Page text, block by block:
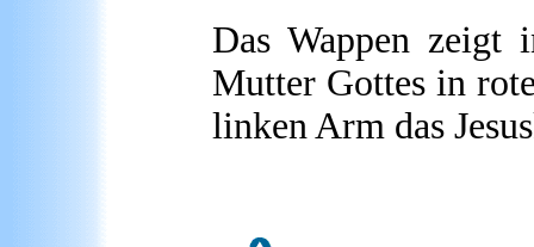
Das Wappen zeigt
Mutter Gottes in
linken Arm das